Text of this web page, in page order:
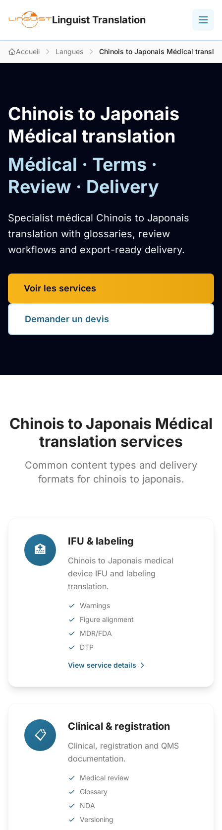
Linguist Translation
Accueil Langues Chinois to Japonais Médical
Chinois to Japonais
Médical translation
Médical · Terms ·
Review · Delivery
Specialist médical Chinois to Japonais
translation with glossaries, review
workflows and export-ready delivery.
Voir les services
Demander un devis
Chinois to Japonais Médical
translation services
Common content types and delivery
formats for chinois to japonais.
🏥
IFU & labeling
Chinois to Japonais medical
device IFU and labeling
translation.
Warnings
Figure alignment
MDR/FDA
DTP
View service details
📋
Clinical & registration
Clinical, registration and QMS
documentation.
Medical review
Glossary
NDA
Versioning